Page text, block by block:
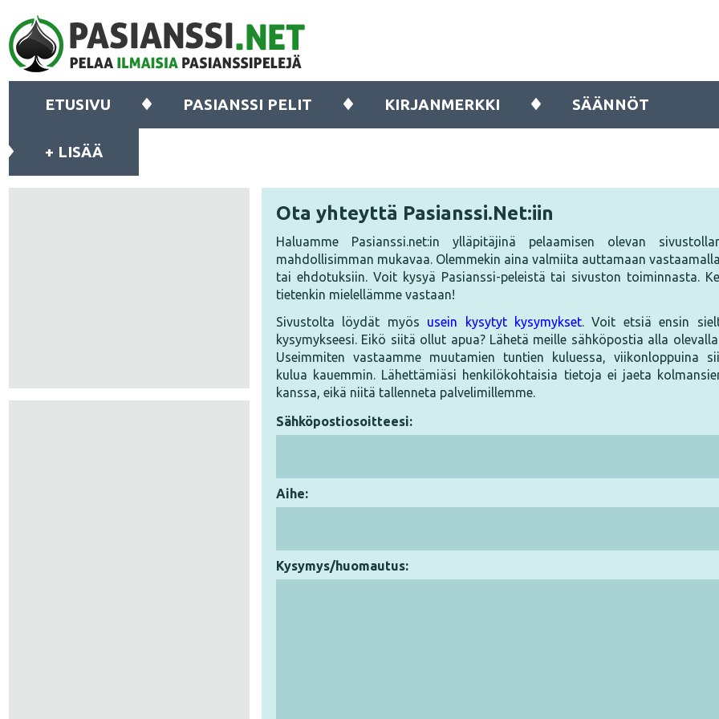
ETUSIVU PASIANSSI PELIT KIRJANMERKKI SÄÄNNÖT
+ LISÄÄ
Ota yhteyttä Pasianssi.Net:iin
Haluamme Pasianssi.net:in ylläpitäjinä pelaamisen olevan
mahdollisimman mukavaa. Olemmekin aina valmiita auttamaan
tai ehdotuksiin. Voit kysyä Pasianssi-peleistä tai sivuston toiminnasta.
tietenkin mielellämme vastaan!
Sivustolta löydät myös usein kysytyt kysymykset. Voit etsiä ensin
kysymykseesi. Eikö siitä ollut apua? Lähetä meille sähköpostia alla
Useimmiten vastaamme muutamien tuntien kuluessa, viikonloppuina
kulua kauemmin. Lähettämiäsi henkilökohtaisia tietoja ei jaeta
kanssa, eikä niitä tallenneta palvelimillemme.